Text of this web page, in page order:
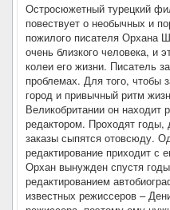
Остросюжетный турецкий
повествует о необычных и
пожилого писателя Орхана
очень близкого человека, и
колеи его жизни. Писатель
проблемах. Для того, чтобы
город и привычный ритм
Великобритании он находит
редактором. Проходят годы,
заказы сыпятся отовсюду.
редактирование приходит с
Орхан вынужден спустя
редактированием
известных режиссеров –